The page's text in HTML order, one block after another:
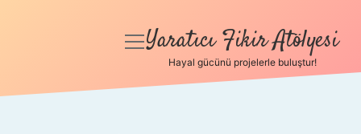
Anasayfa
menüyü
Yaratıcı Fikir Atölyesi
Hayal gücünü projelerle buluştur!